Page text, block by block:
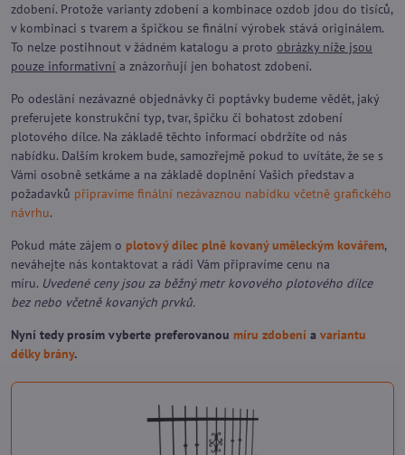
zdobení. Protože varianty zdobení a kombinace ozdob jdou do tisíců,
v kombinaci s tvarem a špičkou se finální výrobek stává originálem.
To nelze postihnout v žádném katalogu a proto obrázky níže jsou
pouze informativní a znázorňují jen bohatost zdobení.
Po odeslání nezávazné objednávky či poptávky budeme vědět, jaký
preferujete konstrukční typ, tvar, špičku či bohatost zdobení
plotového dílce. Na základě těchto informací obdržíte od nás
nabídku. Dalším krokem bude, samozřejmě pokud to uvítáte, že se s
Vámi osobně setkáme a na základě doplnění Vašich představ a
požadavků připravíme finální nezávaznou nabídku včetně grafického
návrhu.
Pokud máte zájem o plotový dílec plně kovaný uměleckým kovářem,
neváhejte nás kontaktovat a rádi Vám připravíme cenu na
míru. Uvedené ceny jsou za běžný metr kovového plotového dílce
bez nebo včetně kovaných prvků.
Nyní tedy prosím vyberte preferovanou míru zdobení a variantu
délky brány.